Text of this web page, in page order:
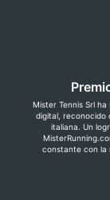
Mister Tennis Srl
digital, reconocido
italiana. Un
constante con la